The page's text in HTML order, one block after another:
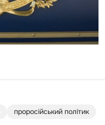
проросійський політик